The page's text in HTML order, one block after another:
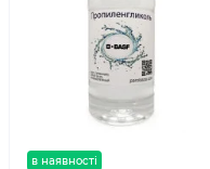
в наявності